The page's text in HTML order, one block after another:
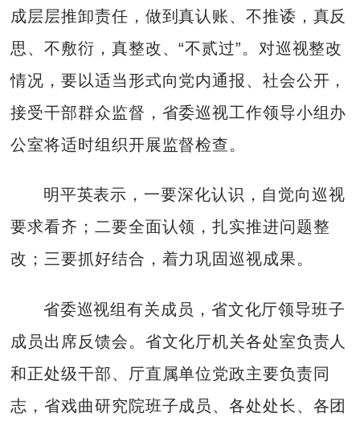
成层层推卸责任，做到真认账、不推诿，真反
思、不敷衍，真整改、“不贰过”。对巡视整改
情况，要以适当形式向党内通报、社会公开，
接受干部群众监督，省委巡视工作领导小组办
公室将适时组织开展监督检查。
明平英表示，一要深化认识，自觉向巡视
要求看齐；二要全面认领，扎实推进问题整
改；三要抓好结合，着力巩固巡视成果。
省委巡视组有关成员，省文化厅领导班子
成员出席反馈会。省文化厅机关各处室负责人
和正处级干部、厅直属单位党政主要负责同
志，省戏曲研究院班子成员、各处处长、各团